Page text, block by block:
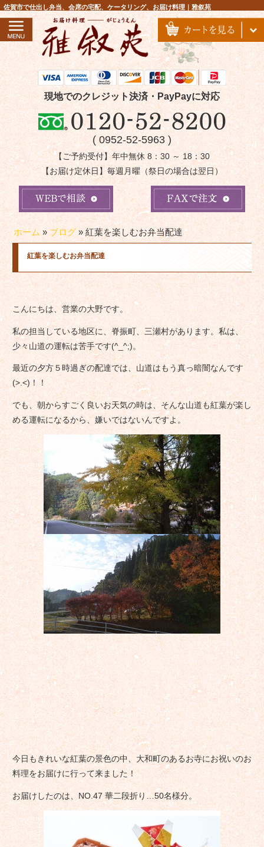
コ
ン
ツ
へ
ス
キ
プ
佐賀市で仕出し弁当、会席の宅配、ケータリング、お届け料理｜雅叙苑
現地でのクレジット決済・PayPayに対応
( 0952-52-5963 )
【ご予約受付】年中無休 8：30 ～ 18：30
【お届け定休日】毎週月曜（祭日の場合は翌日）
ホーム» ブログ» 紅葉を楽しむお弁当配達
紅葉を楽しむお弁当配達
こんにちは、営業の大野です。
私の担当している地区に、脊振町、三瀬村があります。私は、
少々山道の運転は苦手です(^_^;)。
最近の夕方５時過ぎの配達では、山道はもう真っ暗闇なんです
(>.<)！！
でも、朝からすごく良いお天気の時は、そんな山道も紅葉が楽し
める運転になるから、嫌いではないんですよ。
今日もきれいな紅葉の景色の中、大和町のあるお寺にお祝いのお
料理をお届けに行って来ました！
お届けしたのは、NO.47 華二段折り…50名様分。